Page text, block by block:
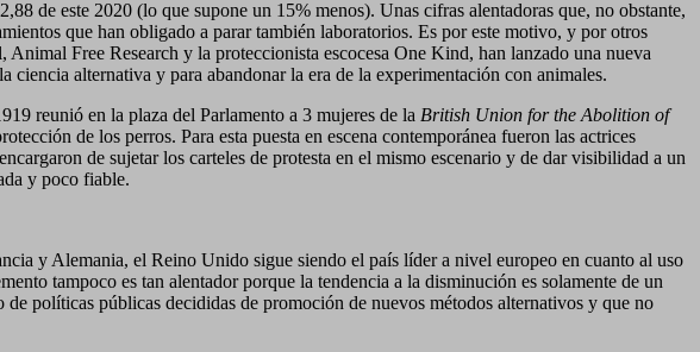
de este 2020 (lo que supone un 15% menos). Unas cifras alentadoras que, no obstante,
que han obligado a parar también laboratorios. Es por este motivo, y por otros
Free Research y la proteccionista escocesa One Kind, han lanzado una nueva
alternativa y para abandonar la era de la experimentación con animales.
reunió en la plaza del Parlamento a 3 mujeres de la British Union for the Abolition of
de los perros. Para esta puesta en escena contemporánea fueron las actrices
de sujetar los carteles de protesta en el mismo escenario y de dar visibilidad a un
y poco fiable.
y Alemania, el Reino Unido sigue siendo el país líder a nivel europeo en cuanto al uso
tampoco es tan alentador porque la tendencia a la disminución es solamente de un
políticas públicas decididas de promoción de nuevos métodos alternativos y que no